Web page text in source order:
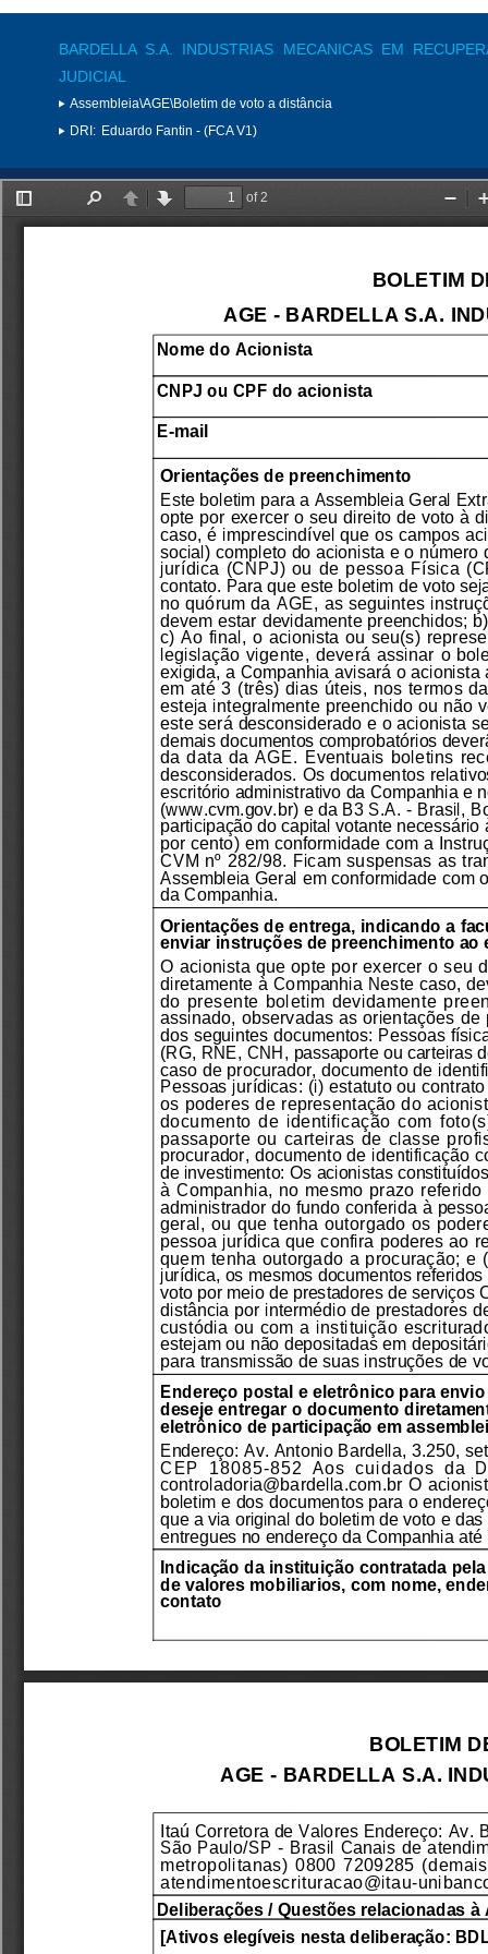
BARDELLA S.A. INDUSTRIAS MECANICAS EM
JUDICIAL
Assembleia\AGE\Boletim de voto a distância
DRI: Eduardo Fantin - (FCA V1)